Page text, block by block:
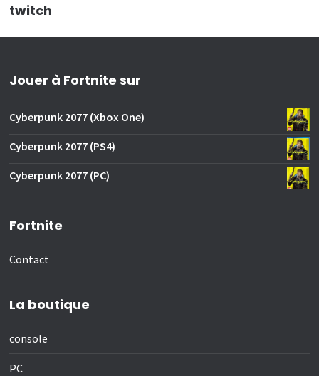
twitch
Jouer à Fortnite sur
Cyberpunk 2077 (Xbox One)
Cyberpunk 2077 (PS4)
Cyberpunk 2077 (PC)
Fortnite
Contact
La boutique
console
PC